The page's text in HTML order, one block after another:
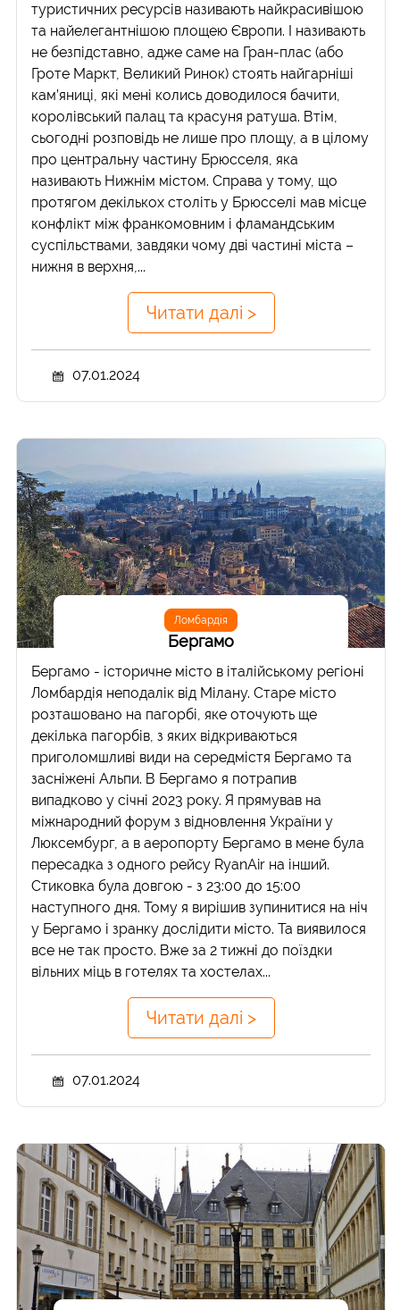
туристичних ресурсів називають найкрасивішою
та найелегантнішою площею Європи. І називають
не безпідставно, адже саме на Гран-плас (або
Гроте Маркт, Великий Ринок) стоять найгарніші
кам’яниці, які мені колись доводилося бачити,
королівський палац та красуня ратуша. Втім,
сьогодні розповідь не лише про площу, а в цілому
про центральну частину Брюсселя, яка
називають Нижнім містом. Справа у тому, що
протягом декількох століть у Брюсселі мав місце
конфлікт між франкомовним і фламандським
суспільствами, завдяки чому дві частині міста –
нижня в верхня,...
Читати далі >
07.01.2024
Ломбардія
Бергамо
Бергамо - історичне місто в італійському регіоні
Ломбардія неподалік від Мілану. Старе місто
розташовано на пагорбі, яке оточують ще
декілька пагорбів, з яких відкриваються
приголомшливі види на середмістя Бергамо та
засніжені Альпи. В Бергамо я потрапив
випадково у січні 2023 року. Я прямував на
міжнародний форум з відновлення України у
Люксембург, а в аеропорту Бергамо в мене була
пересадка з одного рейсу RyanAir на інший.
Стиковка була довгою - з 23:00 до 15:00
наступного дня. Тому я вирішив зупинитися на ніч
у Бергамо і зранку дослідити місто. Та виявилося
все не так просто. Вже за 2 тижні до поїздки
вільних міць в готелях та хостелах...
Читати далі >
07.01.2024